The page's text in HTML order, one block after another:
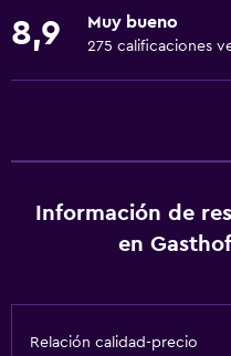
Toallas
Gel de ducha
Cocina
Copas
8,9 Muy bueno
275 calificaciones
Información de
en
Relación calidad-precio